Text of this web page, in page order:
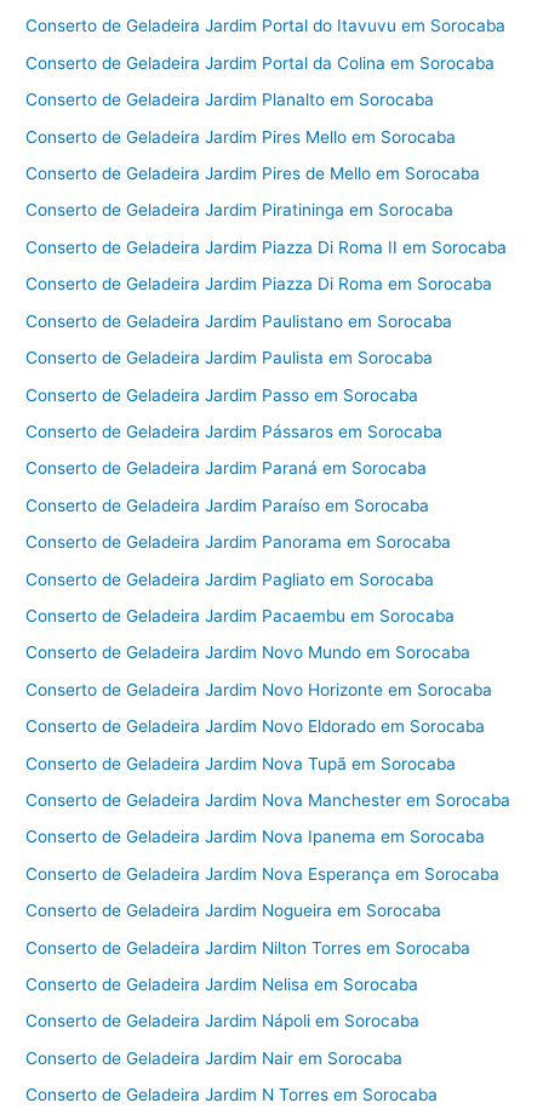
Conserto de Geladeira Jardim Portal do Itavuvu em Sorocaba
Conserto de Geladeira Jardim Portal da Colina em Sorocaba
Conserto de Geladeira Jardim Planalto em Sorocaba
Conserto de Geladeira Jardim Pires Mello em Sorocaba
Conserto de Geladeira Jardim Pires de Mello em Sorocaba
Conserto de Geladeira Jardim Piratininga em Sorocaba
Conserto de Geladeira Jardim Piazza Di Roma II em Sorocaba
Conserto de Geladeira Jardim Piazza Di Roma em Sorocaba
Conserto de Geladeira Jardim Paulistano em Sorocaba
Conserto de Geladeira Jardim Paulista em Sorocaba
Conserto de Geladeira Jardim Passo em Sorocaba
Conserto de Geladeira Jardim Pássaros em Sorocaba
Conserto de Geladeira Jardim Paraná em Sorocaba
Conserto de Geladeira Jardim Paraíso em Sorocaba
Conserto de Geladeira Jardim Panorama em Sorocaba
Conserto de Geladeira Jardim Pagliato em Sorocaba
Conserto de Geladeira Jardim Pacaembu em Sorocaba
Conserto de Geladeira Jardim Novo Mundo em Sorocaba
Conserto de Geladeira Jardim Novo Horizonte em Sorocaba
Conserto de Geladeira Jardim Novo Eldorado em Sorocaba
Conserto de Geladeira Jardim Nova Tupã em Sorocaba
Conserto de Geladeira Jardim Nova Manchester em Sorocaba
Conserto de Geladeira Jardim Nova Ipanema em Sorocaba
Conserto de Geladeira Jardim Nova Esperança em Sorocaba
Conserto de Geladeira Jardim Nogueira em Sorocaba
Conserto de Geladeira Jardim Nilton Torres em Sorocaba
Conserto de Geladeira Jardim Nelisa em Sorocaba
Conserto de Geladeira Jardim Nápoli em Sorocaba
Conserto de Geladeira Jardim Nair em Sorocaba
Conserto de Geladeira Jardim N Torres em Sorocaba